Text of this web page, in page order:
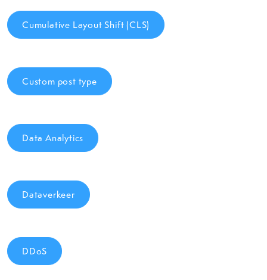
Cumulative Layout Shift (CLS)
Custom post type
Data Analytics
Dataverkeer
DDoS